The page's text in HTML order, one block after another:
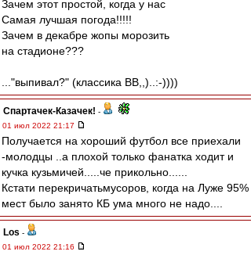
Зачем этот простой, когда у нас
Самая лучшая погода!!!!!
Зачем в декабре жопы морозить
на стадионе???
..."выпивал?" (классика ВВ,,)..:-))))
Спартачек-Казачек! -
01 июл 2022 21:17
Получается на хороший футбол все приехали
-молодцы ..а плохой только фанатка ходит и
кучка кузьмичей.....че прикольно......
Кстати перекричатьмусоров, когда на Луже 95%
мест было занято КБ ума много не надо....
Los -
01 июл 2022 21:16